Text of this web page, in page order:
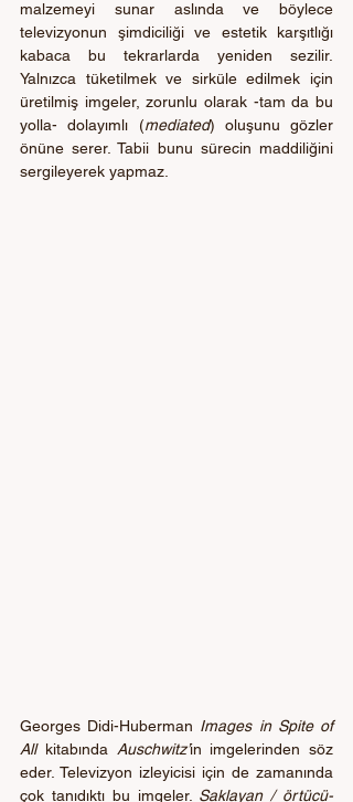
malzemeyi sunar aslında ve böylece
televizyonun şimdiciliği ve estetik karşıtlığı
kabaca bu tekrarlarda yeniden sezilir.
Yalnızca tüketilmek ve sirküle edilmek için
üretilmiş imgeler, zorunlu olarak -tam da bu
yolla- dolayımlı (mediated) oluşunu gözler
önüne serer. Tabii bunu sürecin maddiliğini
sergileyerek yapmaz.
Georges Didi-Huberman Images in Spite of
All kitabında Auschwitz’in imgelerinden söz
eder. Televizyon izleyicisi için de zamanında
çok tanıdıktı bu imgeler. Saklayan / örtücü-